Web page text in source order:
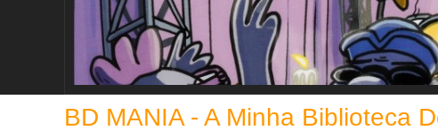
BD MANIA - A Minha Biblioteca